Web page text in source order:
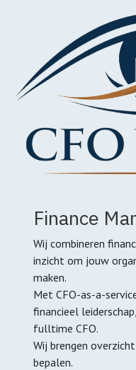
Finance
Wij combineren
inzicht om jouw
maken.
Met CFO-as-a-
financieel
fulltime CFO.
Wij brengen
bepalen.